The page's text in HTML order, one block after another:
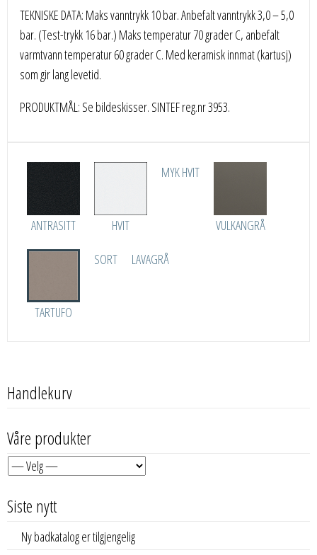
TEKNISKE DATA: Maks vanntrykk 10 bar. Anbefalt vanntrykk 3,0 – 5,0
bar. (Test-trykk 16 bar.) Maks temperatur 70 grader C, anbefalt
varmtvann temperatur 60 grader C. Med keramisk innmat (kartusj)
som gir lang levetid.
PRODUKTMÅL: Se bildeskisser. SINTEF reg.nr 3953.
ANTRASITT HVIT
MYK HVIT
VULKANGRÅ
TARTUFO
SORT LAVAGRÅ
Handlekurv
Våre produkter
Siste nytt
Ny badkatalog er tilgjengelig